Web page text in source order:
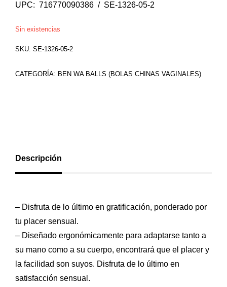
UPC: 716770090386 / SE-1326-05-2
Sin existencias
SKU: SE-1326-05-2
CATEGORÍA: BEN WA BALLS (BOLAS CHINAS VAGINALES)
Descripción
– Disfruta de lo último en gratificación, ponderado por
tu placer sensual.
– Diseñado ergonómicamente para adaptarse tanto a
su mano como a su cuerpo, encontrará que el placer y
la facilidad son suyos. Disfruta de lo último en
satisfacción sensual.